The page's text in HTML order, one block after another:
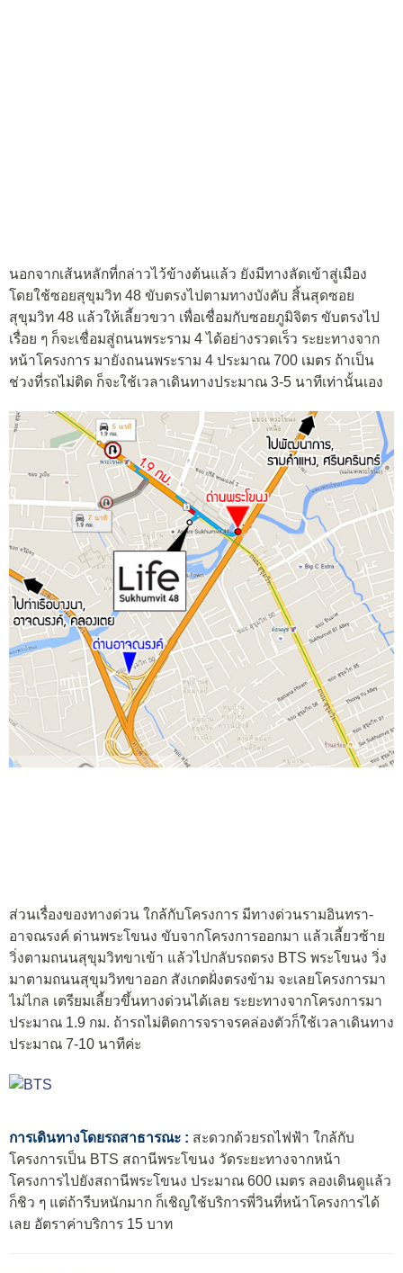
นอกจากเส้นหลักที่กล่าวไว้ข้างต้นแล้ว ยังมีทางลัดเข้าสู่เมือง
โดยใช้ซอยสุขุมวิท 48 ขับตรงไปตามทางบังคับ สิ้นสุดซอย
สุขุมวิท 48 แล้วให้เลี้ยวขวา เพื่อเชื่อมกับซอยภูมิจิตร ขับตรงไป
เรื่อย ๆ ก็จะเชื่อมสู่ถนนพระราม 4 ได้อย่างรวดเร็ว ระยะทางจาก
หน้าโครงการ มายังถนนพระราม 4 ประมาณ 700 เมตร ถ้าเป็น
ช่วงที่รถไม่ติด ก็จะใช้เวลาเดินทางประมาณ 3-5 นาทีเท่านั้นเอง
ส่วนเรื่องของทางด่วน ใกล้กับโครงการ มีทางด่วนรามอินทรา-
อาจณรงค์ ด่านพระโขนง ขับจากโครงการออกมา แล้วเลี้ยวซ้าย
วิ่งตามถนนสุขุมวิทขาเข้า แล้วไปกลับรถตรง BTS พระโขนง วิ่ง
มาตามถนนสุขุมวิทขาออก สังเกตฝั่งตรงข้าม จะเลยโครงการมา
ไม่ไกล เตรียมเลี้ยวขึ้นทางด่วนได้เลย ระยะทางจากโครงการมา
ประมาณ 1.9 กม. ถ้ารถไม่ติดการจราจรคล่องตัวก็ใช้เวลาเดินทาง
ประมาณ 7-10 นาทีค่ะ
การเดินทางโดยรถสาธารณะ : สะดวกด้วยรถไฟฟ้า ใกล้กับ
โครงการเป็น BTS สถานีพระโขนง วัดระยะทางจากหน้า
โครงการไปยังสถานีพระโขนง ประมาณ 600 เมตร ลองเดินดูแล้ว
ก็ชิว ๆ แต่ถ้ารีบหนักมาก ก็เชิญใช้บริการพี่วินที่หน้าโครงการได้
เลย อัตราค่าบริการ 15 บาท